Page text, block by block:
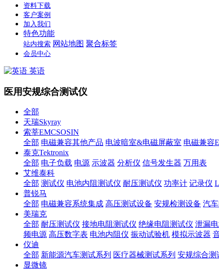
资料下载
客户案例
加入我们
特色功能
站内搜索 网站地图 聚合标签
会员中心
英语
医用安规综合测试仪
全部
天瑞Skyray
索莘EMCSOSIN
全部 电磁兼容其他产品 电波暗室&电磁屏蔽室 电磁兼容
泰克Tektronix
全部 电子负载 电源 示波器 分析仪 信号发生器 万用表
艾维泰科
全部 测试仪 电池内阻测试仪 耐压测试仪 功率计 记录仪
普锐马
全部 电磁兼容系统集成 高压测试设备 安规检测设备 汽
美瑞克
全部 耐压测试仪 接地电阻测试仪 绝缘电阻测试仪 泄漏
频电源 高压数字表 电池内阻仪 振动试验机 模拟示波器
仪迪
全部 新能源汽车测试系列 医疗器械测试系列 安规综合测
显微镜